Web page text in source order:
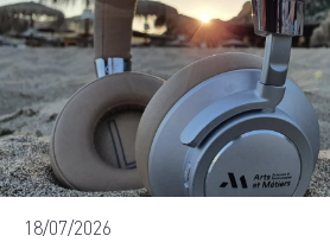
18/07/2026